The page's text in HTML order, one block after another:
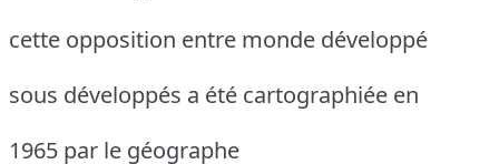
cette opposition entre monde développé
sous développés a été cartographiée en
1965 par le géographe